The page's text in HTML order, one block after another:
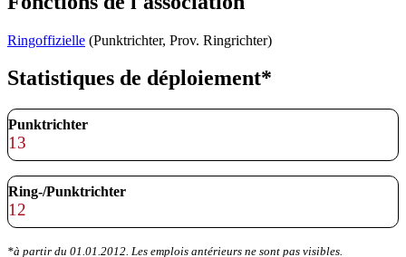
Ringoffizielle (Punktrichter, Prov. Ringrichter)
Statistiques de déploiement*
Punktrichter
13
Ring-/Punktrichter
12
*à partir du 01.01.2012. Les emplois antérieurs ne sont pas visibles.